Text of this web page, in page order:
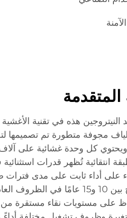
المتقدمة
النيتروجين هذه في تقنية الأغشية
مجوفة متطورة تم تصميمها
كل وحدة غشائية على آلاف
انتقائية تُظهر قدرات
على أداء ثابت على مدى فترات
وتوفر عادةً عمرًا تشغيليًا يتراوح بين 10 و15 عامًا في
على مستويات نقاء مستقرة من